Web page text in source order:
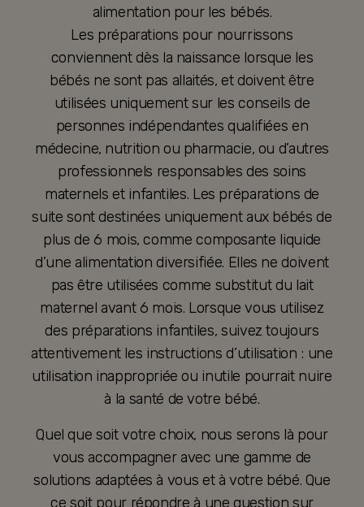
alimentation pour les bébés.
Les préparations pour nourrissons
conviennent dès la naissance lorsque les
bébés ne sont pas allaités, et doivent être
utilisées uniquement sur les conseils de
personnes indépendantes qualifiées en
médecine, nutrition ou pharmacie, ou d’autres
professionnels responsables des soins
maternels et infantiles. Les préparations de
suite sont destinées uniquement aux bébés de
plus de 6 mois, comme composante liquide
d’une alimentation diversifiée. Elles ne doivent
pas être utilisées comme substitut du lait
maternel avant 6 mois. Lorsque vous utilisez
des préparations infantiles, suivez toujours
attentivement les instructions d’utilisation : une
utilisation inappropriée ou inutile pourrait nuire
à la santé de votre bébé.
Quel que soit votre choix, nous serons là pour
vous accompagner avec une gamme de
solutions adaptées à vous et à votre bébé. Que
ce soit pour répondre à une question sur